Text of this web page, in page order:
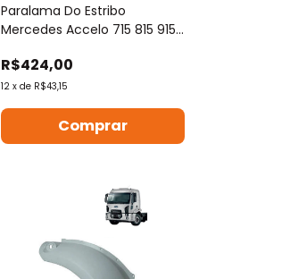
Paralama Do Estribo
Mercedes Accelo 715 815 915
R$424,00
12 x de R$43,15
Comprar